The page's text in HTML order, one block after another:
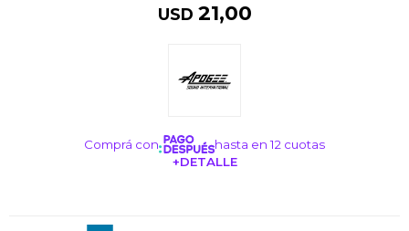
USD 21,00
Comprá con
hasta en 12 cuotas
+DETALLE